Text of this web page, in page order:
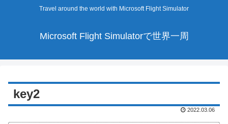
Travel around the world with Microsoft Flight Simulator
Microsoft Flight Simulatorで世界一周
key2
2022.03.06